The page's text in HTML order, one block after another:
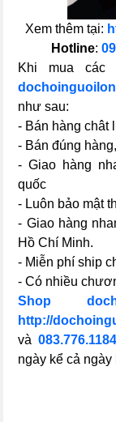
Xem thêm tại:
Hotline:
Khi mua
như sau:
- Bán hàng chât
- Bán đúng
- Giao hàng
quốc
- Luôn bảo mật
- Giao hàng
Hồ Chí Minh.
- Miễn phí ship
- Có nhiều
Shop
http://
và 083.776.1184
ngày kể cả ngày